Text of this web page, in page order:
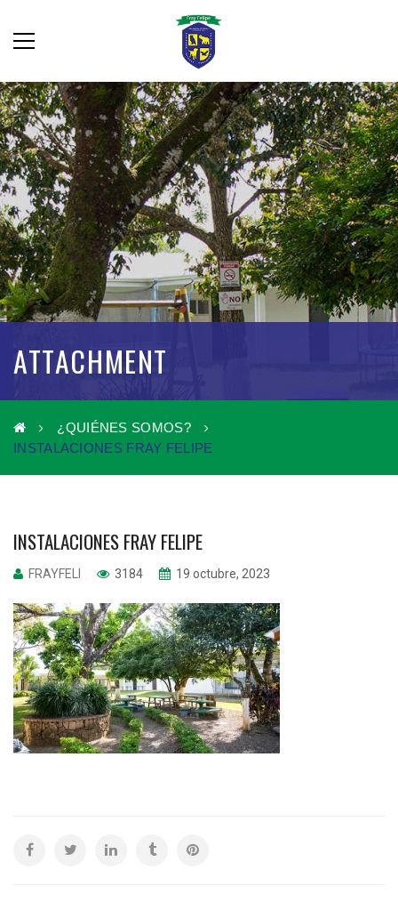
ATTACHMENT
¿QUIÉNES SOMOS?
INSTALACIONES FRAY FELIPE
INSTALACIONES FRAY FELIPE
FRAYFELI 3184 19 octubre, 2023